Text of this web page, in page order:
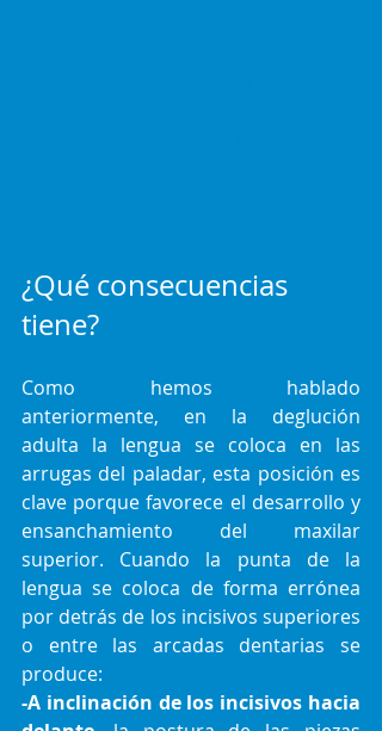
¿Qué consecuencias
tiene?
Como hemos hablado
anteriormente, en la deglución
adulta la lengua se coloca en las
arrugas del paladar, esta posición es
clave porque favorece el desarrollo y
ensanchamiento del maxilar
superior. Cuando la punta de la
lengua se coloca de forma errónea
por detrás de los incisivos superiores
o entre las arcadas dentarias se
produce:
-A inclinación de los incisivos hacia